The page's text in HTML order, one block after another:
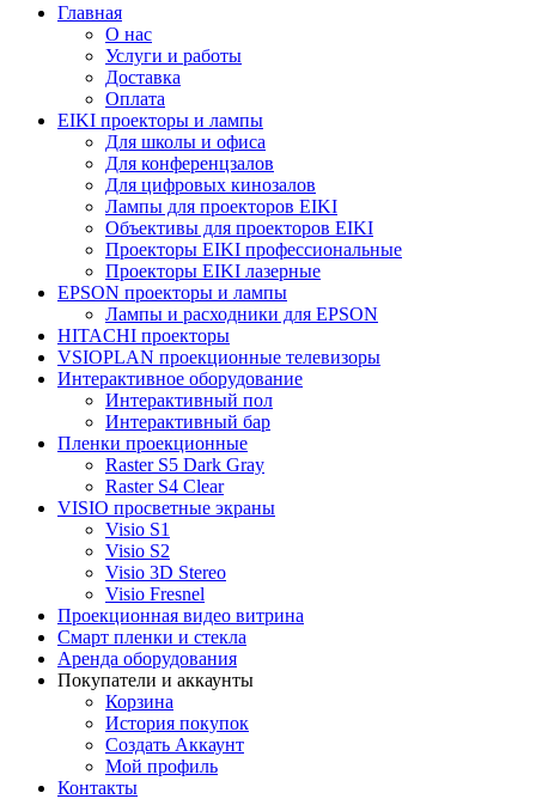
Главная
О нас
Услуги и работы
Доставка
Оплата
EIKI проекторы и лампы
Для школы и офиса
Для конференцзалов
Для цифровых кинозалов
Лампы для проекторов EIKI
Объективы для проекторов EIKI
Проекторы EIKI профессиональные
Проекторы EIKI лазерные
EPSON проекторы и лампы
Лампы и расходники для EPSON
HITACHI проекторы
VSIOPLAN проекционные телевизоры
Интерактивное оборудование
Интерактивный пол
Интерактивный бар
Пленки проекционные
Raster S5 Dark Gray
Raster S4 Clear
VISIO просветные экраны
Visio S1
Visio S2
Visio 3D Stereo
Visio Fresnel
Проекционная видео витрина
Смарт пленки и стекла
Аренда оборудования
Покупатели и аккаунты
Корзина
История покупок
Создать Аккаунт
Мой профиль
Контакты